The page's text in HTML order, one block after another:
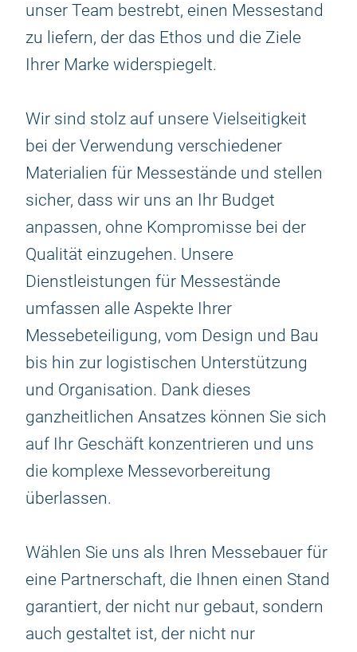
unser Team bestrebt, einen Messestand
zu liefern, der das Ethos und die Ziele
Ihrer Marke widerspiegelt.
Wir sind stolz auf unsere Vielseitigkeit
bei der Verwendung verschiedener
Materialien für Messestände und stellen
sicher, dass wir uns an Ihr Budget
anpassen, ohne Kompromisse bei der
Qualität einzugehen. Unsere
Dienstleistungen für Messestände
umfassen alle Aspekte Ihrer
Messebeteiligung, vom Design und Bau
bis hin zur logistischen Unterstützung
und Organisation. Dank dieses
ganzheitlichen Ansatzes können Sie sich
auf Ihr Geschäft konzentrieren und uns
die komplexe Messevorbereitung
überlassen.
Wählen Sie uns als Ihren Messebauer für
eine Partnerschaft, die Ihnen einen Stand
garantiert, der nicht nur gebaut, sondern
auch gestaltet ist, der nicht nur